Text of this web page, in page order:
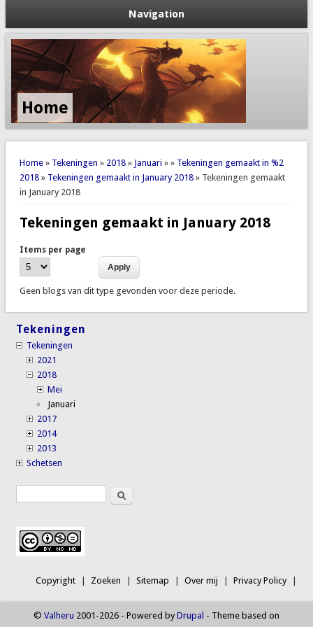
Navigation
Home
You are here
Home» Tekeningen » 2018» Januari » » Tekeningen gemaakt in %2
2018» Tekeningen gemaakt in January 2018» Tekeningen gemaakt
in January 2018
Tekeningen gemaakt in January 2018
Items per page
Geen blogs van dit type gevonden voor deze periode.
Tekeningen
Tekeningen
2021
2018
Mei
Januari
2017
2014
2013
Schetsen
Search formSearch
Copyright Zoeken Sitemap Over mij Privacy Policy
© Valheru 2001-2026 - Powered byDrupal - Theme based on